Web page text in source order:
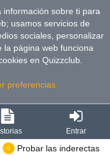
información sobre ti para
usamos servicios de
sociales, personalizar
la página web funciona
en Quizzclub.
preferencias
Entrar
Probar las inderectas